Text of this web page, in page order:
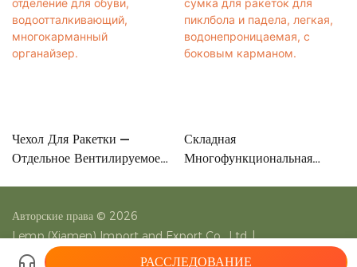
Чехол Для Ракетки —
Отдельное Вентилируемое
Многокарманный
Органайзер.
Складная
Многофункциональная
Боковым Карманом.
Авторские права © 2026
Lemp (Xiamen) Import and Export Co., Ltd.|
Карта сайта|Политика конфиденциальности
РАССЛЕДОВАНИЕ